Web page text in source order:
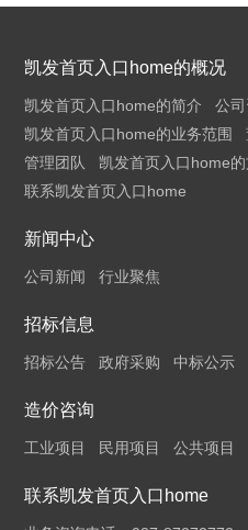
凯发首页入口home的概况
凯发首页入口home的简介
公
凯发首页入口home的业务范围
管理团队
凯发首页入口home
联系凯发首页入口home
新闻中心
公司新闻 行业聚焦
招标信息
招标公告 政府采购 中标公示
造价咨询
工业项目 民用项目 公共项目
联系凯发首页入口home